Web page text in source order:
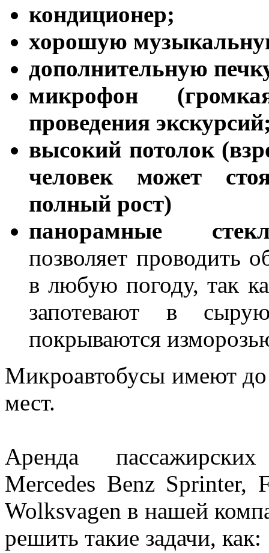
кондиционер;
хорошую
дополнительную
микрофон
проведения
высокий потолок
человек может
полный рост)
панорамные
позволяет проводить
в любую погоду, так
запотевают в
покрываются
Микроавтобусы имеют
мест.
Аренда пассажирских
Mercedes Benz Sprinter,
Wolksvagen в нашей
решить такие задачи, как: